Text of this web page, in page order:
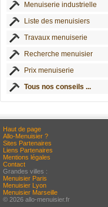
Menuiserie industrielle
Liste des menuisiers
Travaux menuiserie
Recherche menuisier
Prix menuiserie
Tous nos conseils ...
Haut de page
Allo-Menuisier ?
Sites Partenaires
Liens Partenaires
Mentions légales
Contact
Grandes villes :
Menuisier Paris
Menuisier Lyon
Menuisier Marseille
© 2026 allo-menuisier.fr